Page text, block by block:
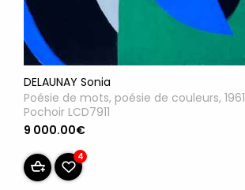
DELAUNAY Sonia
Poésie de mots, poésie de couleurs, 1961
Pochoir LCD7911
9 000.00€
4